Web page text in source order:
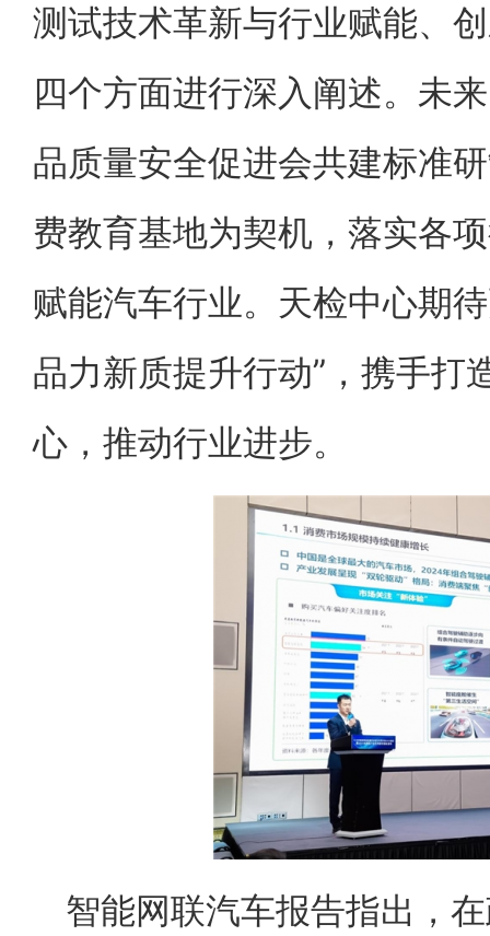
测试技术革新与行业赋能、
四个方面进行深入阐述。未
品质量安全促进会共建标准
费教育基地为契机，落实各
赋能汽车行业。天检中心期
品力新质提升行动”，携手打
心，推动行业进步。
智能网联汽车报告指出，